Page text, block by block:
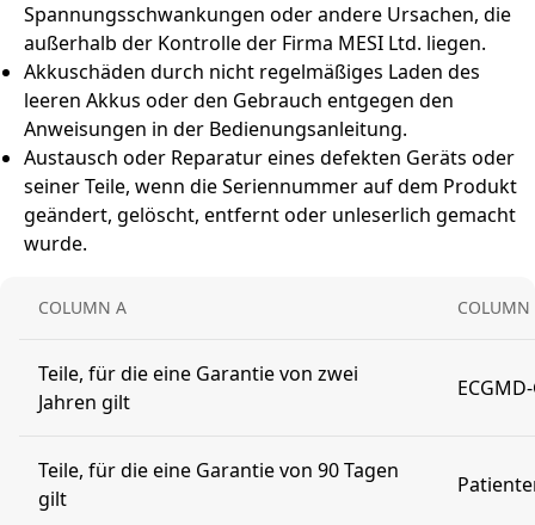
Spannungsschwankungen oder andere Ursachen, die
außerhalb der Kontrolle der Firma MESI Ltd. liegen.
Akkuschäden durch nicht regelmäßiges Laden des
leeren Akkus oder den Gebrauch entgegen den
Anweisungen in der Bedienungsanleitung.
Austausch oder Reparatur eines defekten Geräts oder
seiner Teile, wenn die Seriennummer auf dem Produkt
geändert, gelöscht, entfernt oder unleserlich gemacht
wurde.
COLUMN A COLUMN
Teile, für die eine Garantie von zwei
Jahren gilt
Teile, für die eine Garantie von 90 Tagen
gilt